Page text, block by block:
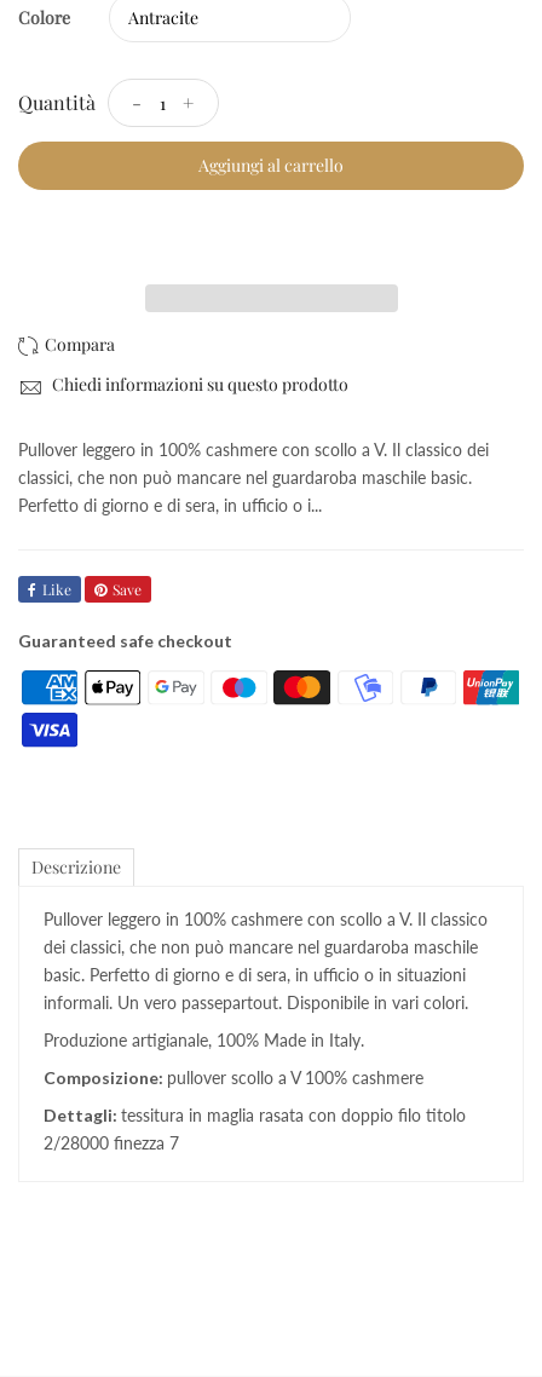
Colore
Quantità - +
Aggiungi al carrello
Chiedi informazioni su questo prodotto
Pullover leggero in 100% cashmere con scollo a V. Il classico dei
classici, che non può mancare nel guardaroba maschile basic.
Perfetto di giorno e di sera, in ufficio o i...
Like Save
Guaranteed safe checkout
Descrizione
Pullover leggero in 100% cashmere con scollo a V. Il classico
dei classici, che non può mancare nel guardaroba maschile
basic. Perfetto di giorno e di sera, in ufficio o in situazioni
informali. Un vero passepartout. Disponibile in vari colori.
Produzione artigianale, 100% Made in Italy.
Composizione: pullover scollo a V 100% cashmere
Dettagli: tessitura in maglia rasata con doppio filo titolo
2/28000 finezza 7